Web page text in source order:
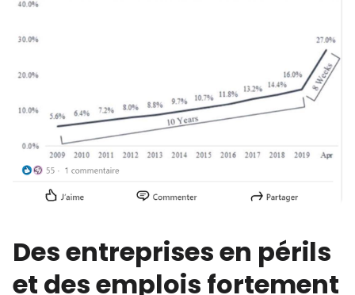
Des entreprises en périls
et des emplois fortement